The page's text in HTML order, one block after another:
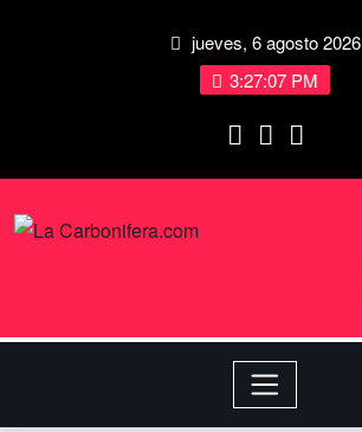
jueves, 6 agosto 2026
3:27:07 PM